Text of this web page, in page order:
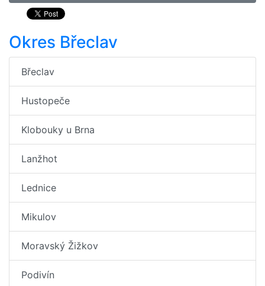
Okres Břeclav
Břeclav
Hustopeče
Klobouky u Brna
Lanžhot
Lednice
Mikulov
Moravský Žižkov
Podivín